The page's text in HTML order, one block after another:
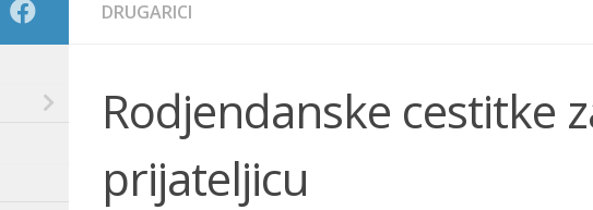
DRUGARICI
Rodjendanske cestitke
prijateljicu